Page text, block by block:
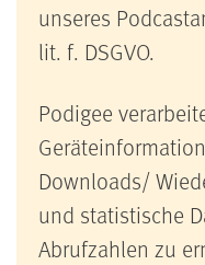
unseres
lit. f. DSGVO.
Podigee
Downloads/
und statistische
Abrufzahlen zu